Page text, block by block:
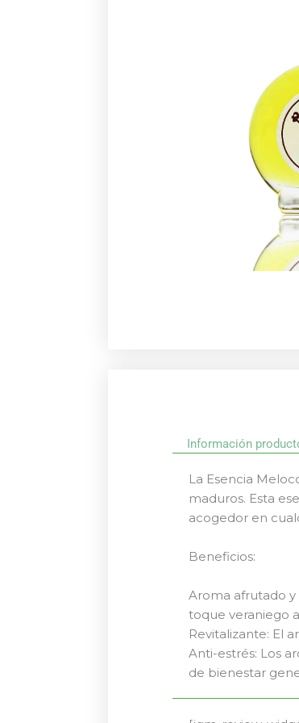
Información
La Esencia
maduros. Esta
acogedor en
Beneficios:
Aroma afrutado
toque veraniego
Revitalizante: El
Anti-estrés: Los
de bienestar